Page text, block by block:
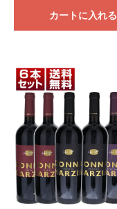
カートに入れる